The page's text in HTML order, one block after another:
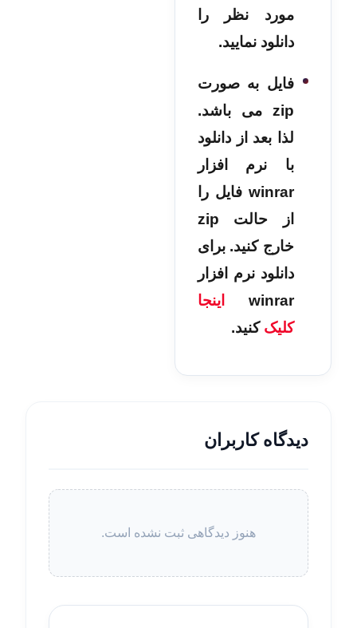
مورد نظر را
دانلود نمایید.
فایل به صورت
zip می باشد.
لذا بعد از دانلود
با نرم افزار
winrar فایل را
از حالت zip
خارج کنید. برای
دانلود نرم افزار
winrar
اینجا
کلیک کنید.
دیدگاه کاربران
هنوز دیدگاهی ثبت نشده است.